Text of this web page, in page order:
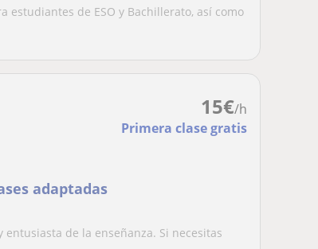
estudiantes de ESO y Bachillerato, así como
15€/h
Primera clase gratis
adaptadas
entusiasta de la enseñanza. Si necesitas